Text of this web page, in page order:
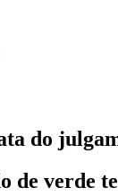
do
de verde